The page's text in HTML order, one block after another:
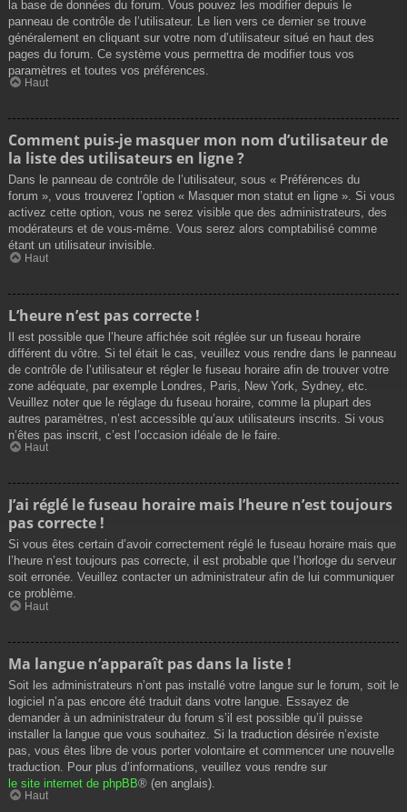
la base de données du forum. Vous pouvez les modifier depuis le
panneau de contrôle de l’utilisateur. Le lien vers ce dernier se trouve
généralement en cliquant sur votre nom d’utilisateur situé en haut des
pages du forum. Ce système vous permettra de modifier tous vos
paramètres et toutes vos préférences.
Haut
Comment puis-je masquer mon nom d’utilisateur de
la liste des utilisateurs en ligne ?
Dans le panneau de contrôle de l’utilisateur, sous « Préférences du
forum », vous trouverez l’option « Masquer mon statut en ligne ». Si vous
activez cette option, vous ne serez visible que des administrateurs, des
modérateurs et de vous-même. Vous serez alors comptabilisé comme
étant un utilisateur invisible.
Haut
L’heure n’est pas correcte !
Il est possible que l’heure affichée soit réglée sur un fuseau horaire
différent du vôtre. Si tel était le cas, veuillez vous rendre dans le panneau
de contrôle de l’utilisateur et régler le fuseau horaire afin de trouver votre
zone adéquate, par exemple Londres, Paris, New York, Sydney, etc.
Veuillez noter que le réglage du fuseau horaire, comme la plupart des
autres paramètres, n’est accessible qu’aux utilisateurs inscrits. Si vous
n’êtes pas inscrit, c’est l’occasion idéale de le faire.
Haut
J’ai réglé le fuseau horaire mais l’heure n’est toujours
pas correcte !
Si vous êtes certain d’avoir correctement réglé le fuseau horaire mais que
l’heure n’est toujours pas correcte, il est probable que l’horloge du serveur
soit erronée. Veuillez contacter un administrateur afin de lui communiquer
ce problème.
Haut
Ma langue n’apparaît pas dans la liste !
Soit les administrateurs n’ont pas installé votre langue sur le forum, soit le
logiciel n’a pas encore été traduit dans votre langue. Essayez de
demander à un administrateur du forum s’il est possible qu’il puisse
installer la langue que vous souhaitez. Si la traduction désirée n’existe
pas, vous êtes libre de vous porter volontaire et commencer une nouvelle
traduction. Pour plus d’informations, veuillez vous rendre sur
le site internet de phpBB® (en anglais).
Haut